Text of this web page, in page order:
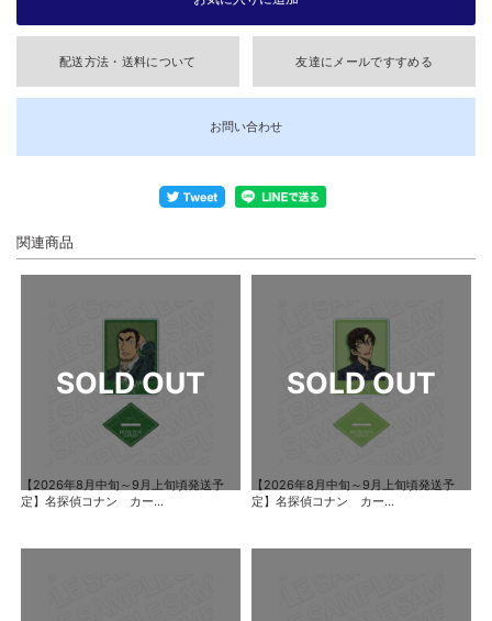
配送方法・送料について 友達にメールですすめる
お問い合わせ
関連商品
【2026年8月中旬～9月上旬頃発送予
定】名探偵コナン カー...
【2026年8月中旬～9月上旬頃発送予
定】名探偵コナン カー...